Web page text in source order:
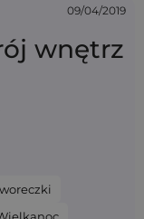
09/04/2019
wnętrz